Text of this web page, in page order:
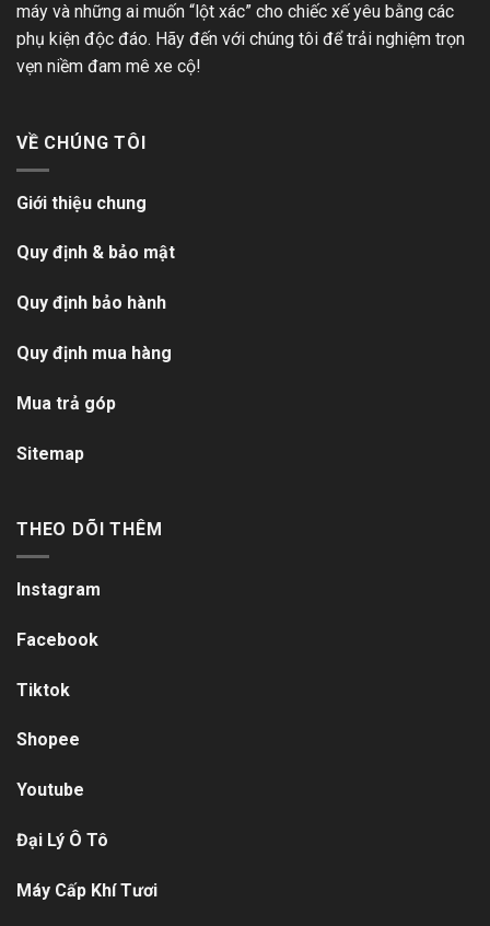
máy và những ai muốn “lột xác” cho chiếc xế yêu bằng các
phụ kiện độc đáo. Hãy đến với chúng tôi để trải nghiệm trọn
vẹn niềm đam mê xe cộ!
VỀ CHÚNG TÔI
Giới thiệu chung
Quy định & bảo mật
Quy định bảo hành
Quy định mua hàng
Mua trả góp
Sitemap
THEO DÕI THÊM
Instagram
Facebook
Tiktok
Shopee
Youtube
Đại Lý Ô Tô
Máy Cấp Khí Tươi